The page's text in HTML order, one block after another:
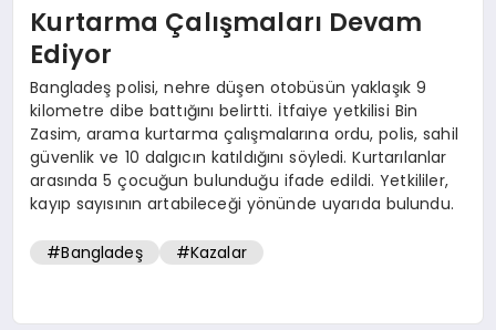
Kurtarma Çalışmaları Devam
Ediyor
Bangladeş polisi, nehre düşen otobüsün yaklaşık 9
kilometre dibe battığını belirtti. İtfaiye yetkilisi Bin
Zasim, arama kurtarma çalışmalarına ordu, polis, sahil
güvenlik ve 10 dalgıcın katıldığını söyledi. Kurtarılanlar
arasında 5 çocuğun bulunduğu ifade edildi. Yetkililer,
kayıp sayısının artabileceği yönünde uyarıda bulundu.
#Bangladeş #Kazalar